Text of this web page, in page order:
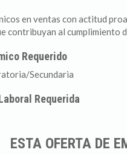
en ventas con actitud
contribuyan al cumplimiento
Requerido
Secundaria
Requerida
ESTA OFERTA DE